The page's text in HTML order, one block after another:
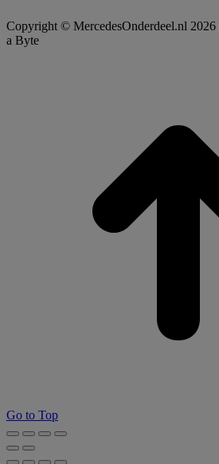
Copyright © MercedesOnderdeel.nl 2026
a Byte
Go to Top